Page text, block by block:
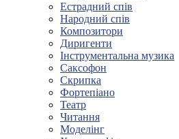
Естрадний спів
Народний спів
Композитори
Диригенти
Інструментальна музика
Саксофон
Скрипка
Фортепіано
Театр
Читання
Моделінг